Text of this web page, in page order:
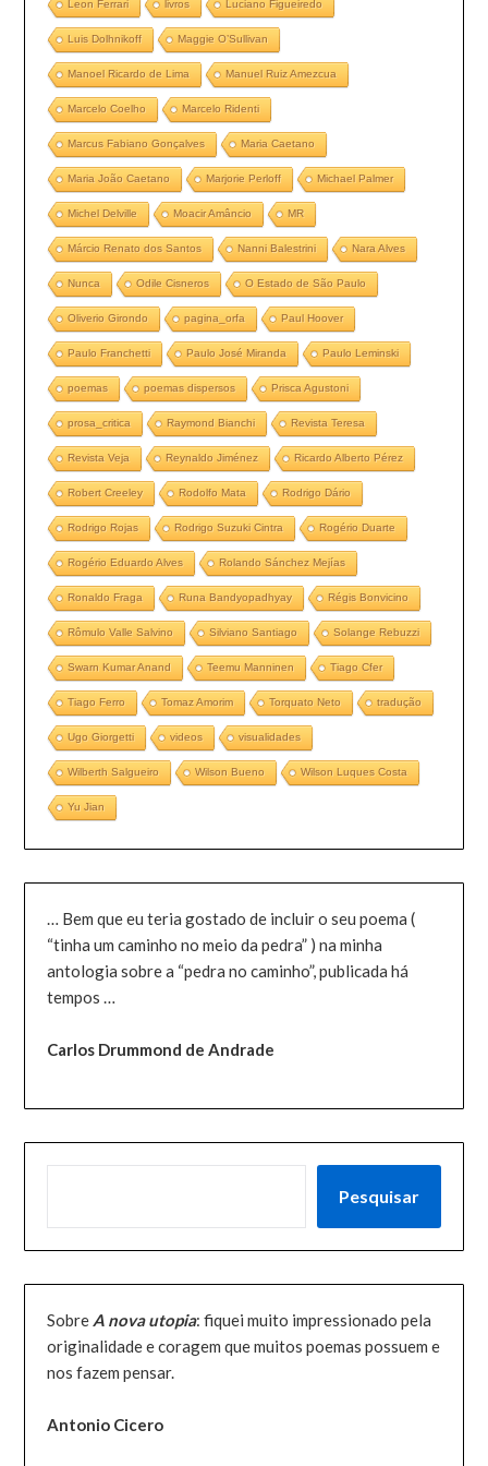
Leon Ferrari livros Luciano Figueiredo
Luis Dolhnikoff Maggie O’Sullivan
Manoel Ricardo de Lima Manuel Ruiz Amezcua
Marcelo Coelho Marcelo Ridenti
Marcus Fabiano Gonçalves Maria Caetano
Maria João Caetano Marjorie Perloff Michael Palmer
Michel Delville Moacir Amâncio MR
Márcio Renato dos Santos Nanni Balestrini Nara Alves
Nunca Odile Cisneros O Estado de São Paulo
Oliverio Girondo pagina_orfa Paul Hoover
Paulo Franchetti Paulo José Miranda Paulo Leminski
poemas poemas dispersos Prisca Agustoni
prosa_critica Raymond Bianchi Revista Teresa
Revista Veja Reynaldo Jiménez Ricardo Alberto Pérez
Robert Creeley Rodolfo Mata Rodrigo Dário
Rodrigo Rojas Rodrigo Suzuki Cintra Rogério Duarte
Rogério Eduardo Alves Rolando Sánchez Mejías
Ronaldo Fraga Runa Bandyopadhyay Régis Bonvicino
Rômulo Valle Salvino Silviano Santiago Solange Rebuzzi
Swarn Kumar Anand Teemu Manninen Tiago Cfer
Tiago Ferro Tomaz Amorim Torquato Neto tradução
Ugo Giorgetti videos visualidades
Wilberth Salgueiro Wilson Bueno Wilson Luques Costa
Yu Jian
… Bem que eu teria gostado de incluir o seu poema (
“tinha um caminho no meio da pedra” ) na minha
antologia sobre a “pedra no caminho”, publicada há
tempos …
Carlos Drummond de Andrade
Pesquisar
Sobre A nova utopia: fiquei muito impressionado pela
originalidade e coragem que muitos poemas possuem e
nos fazem pensar.
Antonio Cicero